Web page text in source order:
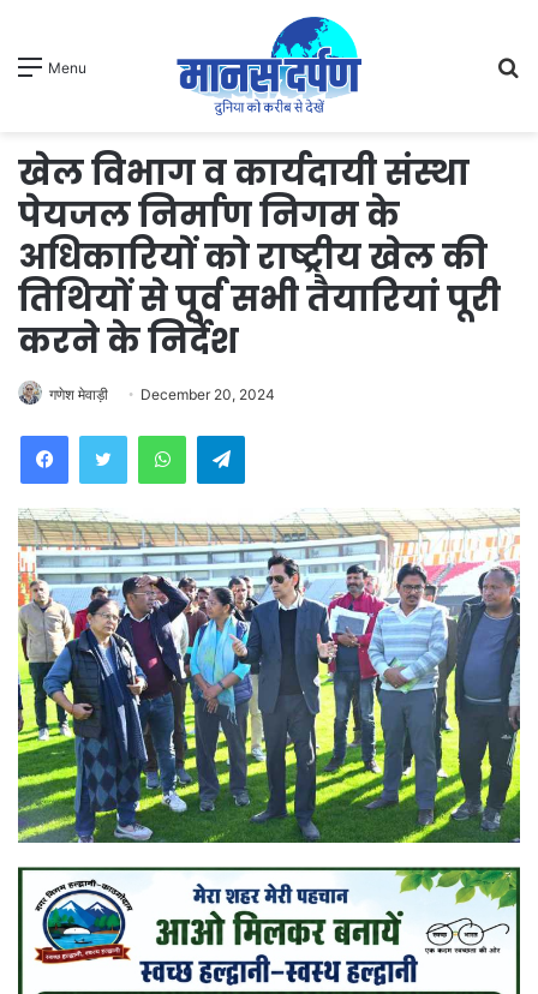
Menu
खेल विभाग व कार्यदायी संस्था
पेयजल निर्माण निगम के
अधिकारियों को राष्ट्रीय खेल की
तिथियों से पूर्व सभी तैयारियां पूरी
करने के निर्देश
गणेश मेवाड़ी December 20, 2024
WhatsAppTelegram